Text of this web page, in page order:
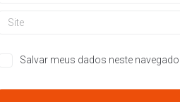
Salvar meus dados neste